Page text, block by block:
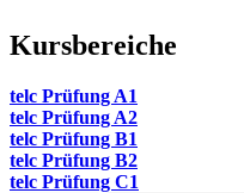
Kursbereiche
telc Prüfung A1
telc Prüfung A2
telc Prüfung B1
telc Prüfung B2
telc Prüfung C1